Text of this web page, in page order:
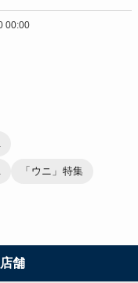
00:00
「ウニ」特集
舗